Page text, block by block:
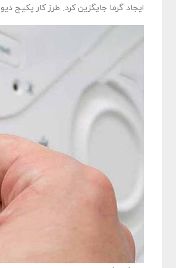
ایجاد گرما جایگزین کرد. طرز کار پکیج